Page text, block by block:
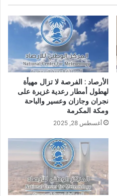
الأرصاد : الفرصة لا تزال مهيأة
لهطول أمطار رعدية غزيرة على
نجران وجازان وعسير والباحة
ومكة المكرمة
أغسطس 28, 2025